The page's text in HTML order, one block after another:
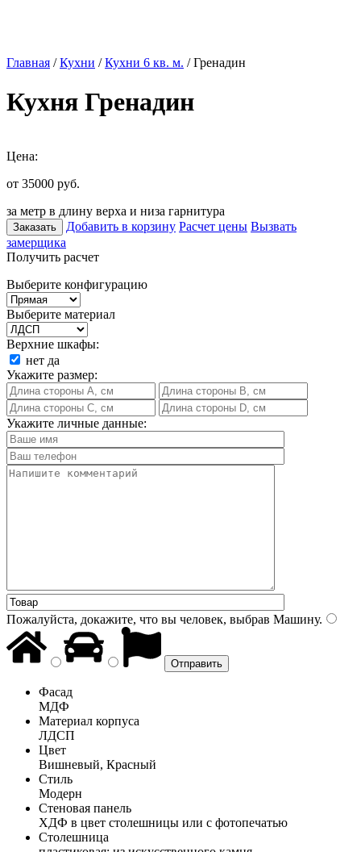
Главная /Кухни /Кухни 6 кв. м. / Гренадин
Кухня Гренадин
Цена:
от 35000 руб.
за метр в длину верха и низа гарнитура
Заказать Добавить в корзину Расчет цены Вызвать
замерщика
Получить расчет
Выберите конфигурацию
Выберите материал
Верхние шкафы:
нет да
Укажите размер:
Укажите личные данные:
Пожалуйста, докажите, что вы человек, выбрав Машину.
Фасад
МДФ
Материал корпуса
ЛДСП
Цвет
Вишневый, Красный
Стиль
Модерн
Стеновая панель
ХДФ в цвет столешницы или с фотопечатью
Столешница